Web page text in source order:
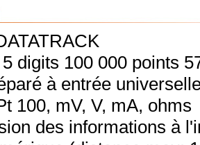
digits 100 000 points
à entrée
100, mV, V, mA, ohms
des informations à